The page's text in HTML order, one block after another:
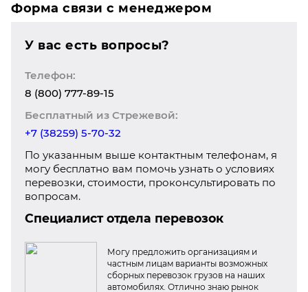
Форма связи с менеджером
У вас есть вопросы?
Телефон:
8 (800) 777-89-15
Бесплатный из Стрежевой:
+7 (38259) 5-70-32
По указанным выше контактным телефонам, я
могу бесплатно вам помочь узнать о условиях
перевозки, стоимости, проконсультировать по
вопросам.
Специалист отдела перевозок
Могу предложить организациям и
частным лицам варианты возможных
сборных перевозок грузов на наших
автомобилях. Отлично знаю рынок